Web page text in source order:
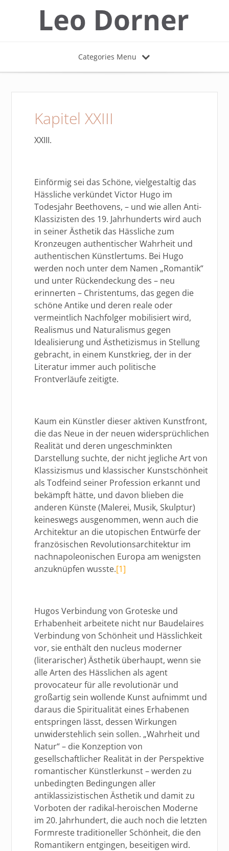
Categories Menu
Kapitel XXIII
XXIII.
Einförmig sei das Schöne, vielgestaltig das
Hässliche verkündet Victor Hugo im
Todesjahr Beethovens, – und wie allen Anti-
Klassizisten des 19. Jahrhunderts wird auch
in seiner Ästhetik das Hässliche zum
Kronzeugen authentischer Wahrheit und
authentischen Künstlertums. Bei Hugo
werden noch unter dem Namen „Romantik“
und unter Rückendeckung des – neu
erinnerten – Christentums, das gegen die
schöne Antike und deren reale oder
vermeintlich Nachfolger mobilisiert wird,
Realismus und Naturalismus gegen
Idealisierung und Ästhetizismus in Stellung
gebracht, in einem Kunstkrieg, der in der
Literatur immer auch politische
Frontverläufe zeitigte.
Kaum ein Künstler dieser aktiven Kunstfront,
die das Neue in der neuen widersprüchlichen
Realität und deren ungeschminkten
Darstellung suchte, der nicht jegliche Art von
Klassizismus und klassischer Kunstschönheit
als Todfeind seiner Profession erkannt und
bekämpft hätte, und davon blieben die
anderen Künste (Malerei, Musik, Skulptur)
keineswegs ausgenommen, wenn auch die
Architektur an die utopischen Entwürfe der
französischen Revolutionsarchitektur im
nachnapoleonischen Europa am wenigsten
anzuknüpfen wusste.[1]
Hugos Verbindung von Groteske und
Erhabenheit arbeitete nicht nur Baudelaires
Verbindung von Schönheit und Hässlichkeit
vor, sie enthält den nucleus moderner
(literarischer) Ästhetik überhaupt, wenn sie
alle Arten des Hässlichen als agent
provocateur für alle revolutionär und
großartig sein wollende Kunst aufnimmt und
daraus die Spiritualität eines Erhabenen
entspringen lässt, dessen Wirkungen
unwiderstehlich sein sollen. „Wahrheit und
Natur“ – die Konzeption von
gesellschaftlicher Realität in der Perspektive
romantischer Künstlerkunst – werden zu
unbedingten Bedingungen aller
antiklassizistischen Ästhetik und damit zu
Vorboten der radikal-heroischen Moderne
im 20. Jahrhundert, die auch noch die letzten
Formreste traditioneller Schönheit, die den
Romantikern entgingen, beseitigen wird.